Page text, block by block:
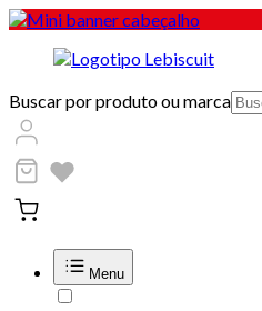
Buscar por produto ou marca
Menu